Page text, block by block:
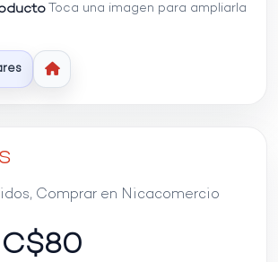
Toca una imagen para ampliarla
Comprar en Nicacomercio
C$80